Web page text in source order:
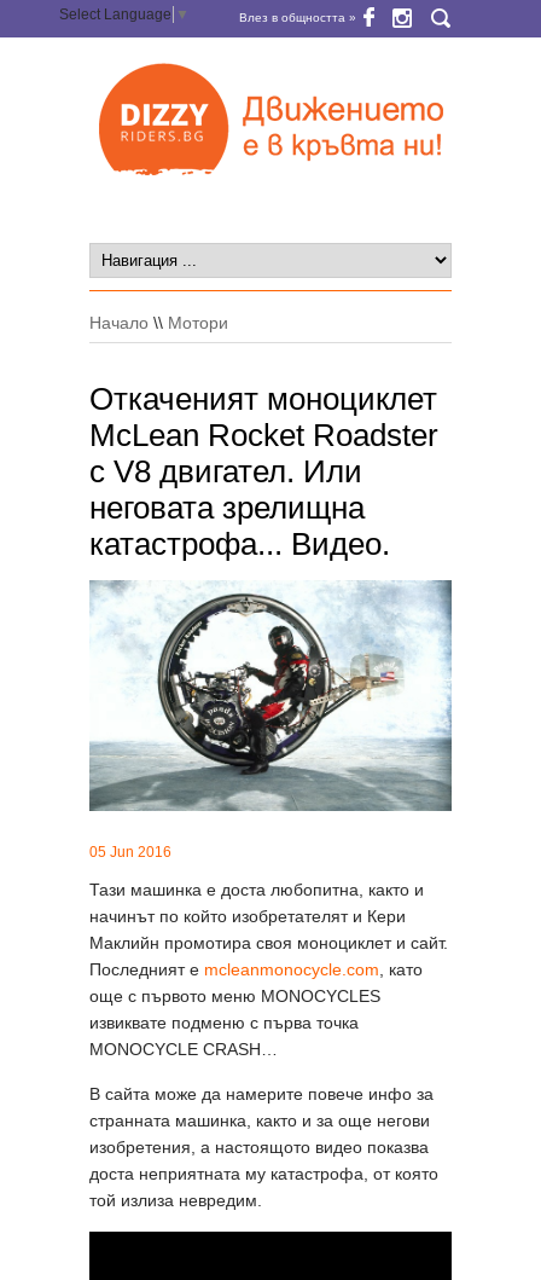
Select Language ▼ Влез в общността »
Начало \\ Мотори
Откаченият моноциклет
McLean Rocket Roadster
с V8 двигател. Или
неговата зрелищна
катастрофа... Видео.
05 Jun 2016
Тази машинка е доста любопитна, както и
начинът по който изобретателят и Кери
Маклийн промотира своя моноциклет и сайт.
Последният е mcleanmonocycle.com , като
още с първото меню MONOCYCLES
извиквате подменю с първа точка
MONOCYCLE CRASH…
В сайта може да намерите повече инфо за
странната машинка, както и за още негови
изобретения, а настоящото видео показва
доста неприятната му катастрофа, от която
той излиза невредим.